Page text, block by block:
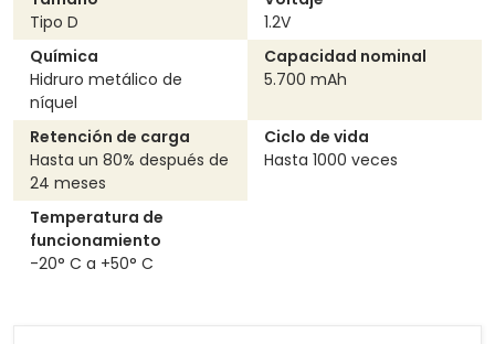
Tipo D
1.2V
Química
hidruro metálico de
níquel
Capacidad nominal
5.700 mAh
Retención de carga
hasta un 80% después de
24 meses
Ciclo de vida
hasta 1000 veces
Temperatura de
funcionamiento
-20° C a +50° C